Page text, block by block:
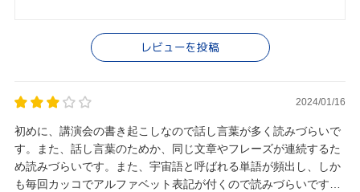
レビューを投稿
2024/01/16
初めに、講演会の書き起こしなので話し言葉が多く読みづらいで
す。また、話し言葉のためか、同じ文章やフレーズが連続するた
め読みづらいです。また、宇宙語と呼ばれる単語が頻出し、しか
も毎回カッコでアルファベット表記が付くので読みづらいです。